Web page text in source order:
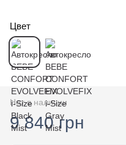
Цвет
Нет в наличии
9 840 грн